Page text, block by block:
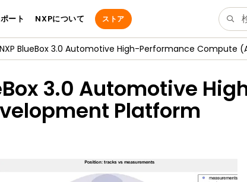
ート NXPについて ストア
BlueBox 3.0 Automotive High-Performance Compute
3.0 Automotive
Platform